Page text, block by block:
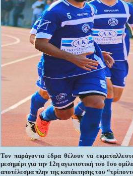
Τον παράγοντα έδρα θέλουν να
μεσημέρι για την 12η αγωνιστική του 1ου
αποτέλεσμα πλην της κατάκτησης του